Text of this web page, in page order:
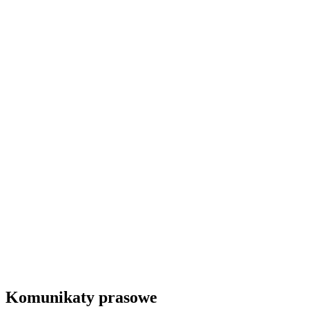
Komunikaty prasowe